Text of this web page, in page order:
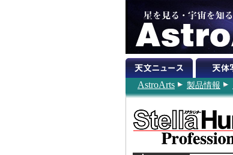
AstroArts 製品情報